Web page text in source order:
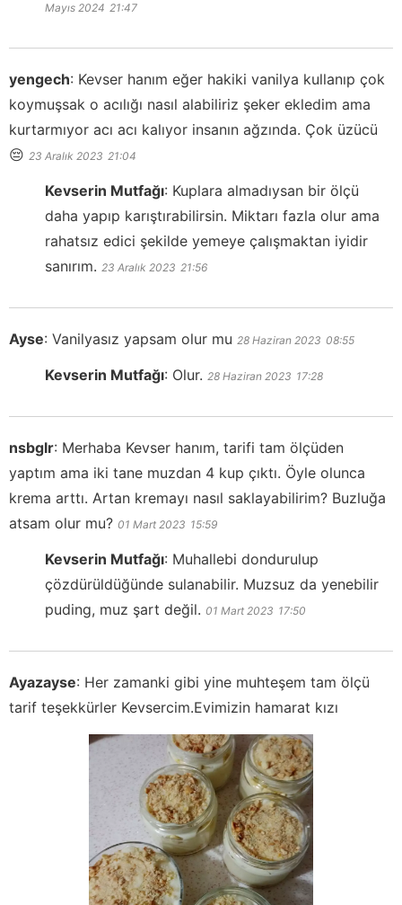
Mayıs 2024 21:47
yengech: Kevser hanım eğer hakiki vanilya kullanıp çok
koymuşsak o acılığı nasıl alabiliriz şeker ekledim ama
kurtarmıyor acı acı kalıyor insanın ağzında. Çok üzücü
😔 23 Aralık 2023 21:04
Kevserin Mutfağı: Kuplara almadıysan bir ölçü
daha yapıp karıştırabilirsin. Miktarı fazla olur ama
rahatsız edici şekilde yemeye çalışmaktan iyidir
sanırım. 23 Aralık 2023 21:56
Ayse: Vanilyasız yapsam olur mu 28 Haziran 2023 08:55
Kevserin Mutfağı: Olur. 28 Haziran 2023 17:28
nsbglr: Merhaba Kevser hanım, tarifi tam ölçüden
yaptım ama iki tane muzdan 4 kup çıktı. Öyle olunca
krema arttı. Artan kremayı nasıl saklayabilirim? Buzluğa
atsam olur mu? 01 Mart 2023 15:59
Kevserin Mutfağı: Muhallebi dondurulup
çözdürüldüğünde sulanabilir. Muzsuz da yenebilir
puding, muz şart değil. 01 Mart 2023 17:50
Ayazayse: Her zamanki gibi yine muhteşem tam ölçü
tarif teşekkürler Kevsercim.Evimizin hamarat kızı